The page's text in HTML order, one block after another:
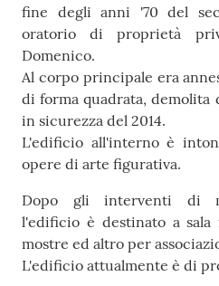
fine degli anni '70 del
oratorio di proprietà
Domenico.
Al corpo principale era
di forma quadrata, demolita
in sicurezza del 2014.
L'edificio all'interno è
opere di arte figurativa.
Dopo gli interventi di
l'edificio è destinato a
mostre ed altro per
L'edificio attualmente è di